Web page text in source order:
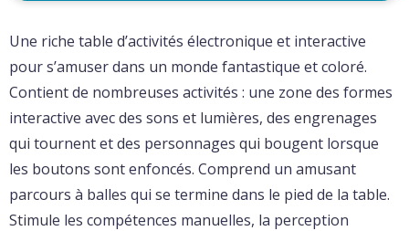
Une riche table d’activités électronique et interactive
pour s’amuser dans un monde fantastique et coloré.
Contient de nombreuses activités : une zone des formes
interactive avec des sons et lumières, des engrenages
qui tournent et des personnages qui bougent lorsque
les boutons sont enfoncés. Comprend un amusant
parcours à balles qui se termine dans le pied de la table.
Stimule les compétences manuelles, la perception